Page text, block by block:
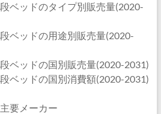
ベッドのタイプ別販売量(2020-
ベッドの用途別販売量(2020-
ベッドの国別販売量(2020-2031)
ベッドの国別消費額(2020-2031)
要メーカー